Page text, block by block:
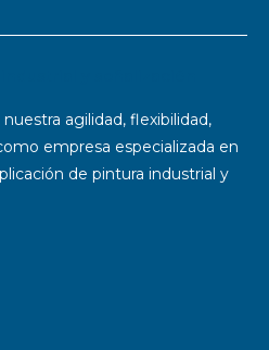
agilidad, flexibilidad,
empresa especializada en
de pintura industrial y